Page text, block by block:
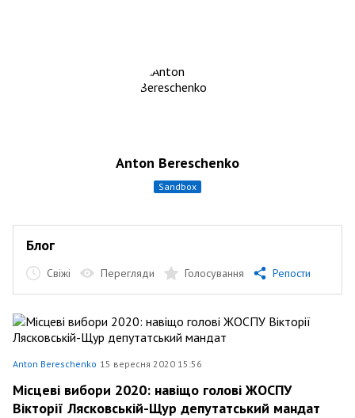
Anton Bereschenko
sandbox
Блог
Свіжі Перегляди Голосування Репости
Anton Bereschenko 15 вересня 2020 15:56
Місцеві вибори 2020: навіщо голові ЖОСПУ
Вікторії Лясковській-Щур депутатський мандат